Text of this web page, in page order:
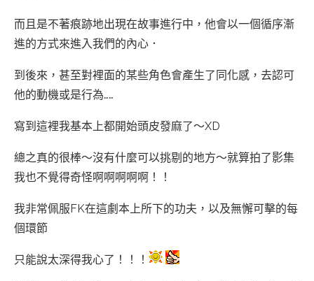
而且是不著痕跡地出現在故事進行中，他會以一個循序漸
進的方式來進入我們的內心．
到後來，甚至對裡面的某些角色會產生了同化感，去認可
他的動機或是行為……
寫到這裡我基本上都開始頭皮發麻了～XD
總之真的很棒～沒有什麼可以挑剔的地方～就算拍了影集
我也不覺得奇怪啊啊啊啊啊！！
我非常佩服FK在這劇本上所下的功夫，以及無懈可擊的每
個環節
只能說太深得我心了！！！